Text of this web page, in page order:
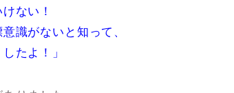
ない！
識がないと知って、
たよ！」